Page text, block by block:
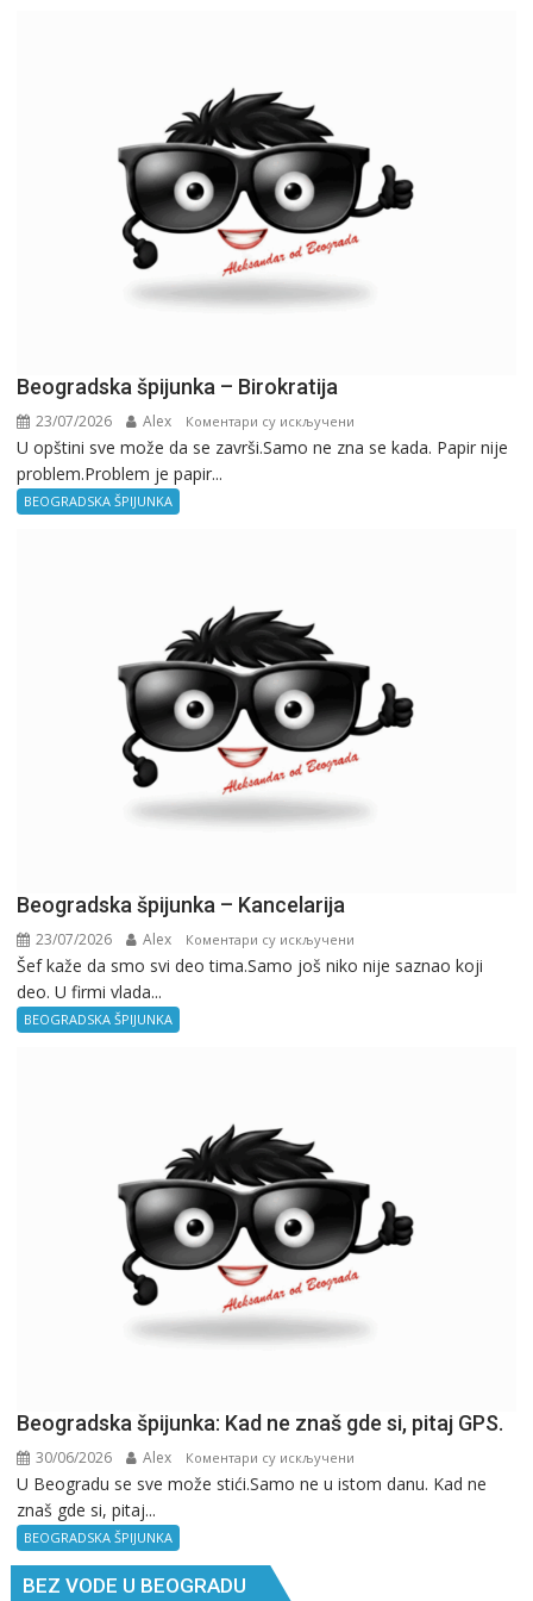
Beogradska špijunka – Birokratija
23/07/2026 Alex Коментари су искључени
Beogradska
U opštini sve može da se završi.Samo ne zna se kada. Papir nije
problem.Problem je papir...
BEOGRADSKA ŠPIJUNKA
Beogradska špijunka – Kancelarija
23/07/2026 Alex Коментари су искључени
Beogradska
Šef kaže da smo svi deo tima.Samo još niko nije saznao koji
deo. U firmi vlada...
BEOGRADSKA ŠPIJUNKA
Beogradska špijunka: Kad ne znaš gde si, pitaj GPS.
30/06/2026 Alex Коментари су искључени
Beogradska
U Beogradu se sve može stići.Samo ne u istom danu. Kad ne
znaš gde si, pitaj...
BEOGRADSKA ŠPIJUNKA
BEZ VODE U BEOGRADU